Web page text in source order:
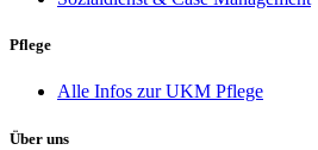
Pflege
Alle Infos zur UKM Pflege
Über uns